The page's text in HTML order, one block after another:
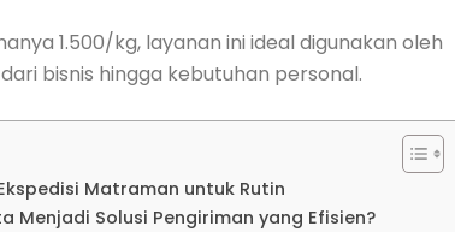
1.500/kg, layanan ini ideal digunakan oleh
bisnis hingga kebutuhan personal.
Matraman untuk Rutin
Menjadi Solusi Pengiriman yang Efisien?